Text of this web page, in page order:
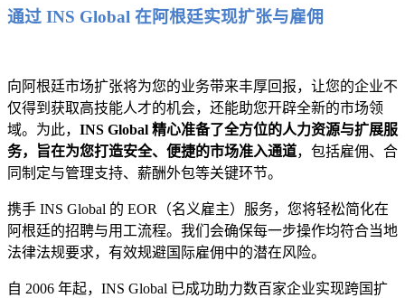
通过 INS Global 在阿根廷实现扩张与雇佣
向阿根廷市场扩张将为您的业务带来丰厚回报，让您的企业不
仅得到获取高技能人才的机会，还能助您开辟全新的市场领
域。为此， INS Global 精心准备了全方位的人力资源与扩展服
务，旨在为您打造安全、便捷的市场准入通道，包括雇佣、合
同制定与管理支持、薪酬外包等关键环节。
携手 INS Global 的 EOR（名义雇主）服务，您将轻松简化在
阿根廷的招聘与用工流程。我们会确保每一步操作均符合当地
法律法规要求，有效规避国际雇佣中的潜在风险。
自 2006 年起，INS Global 已成功助力数百家企业实现跨国扩